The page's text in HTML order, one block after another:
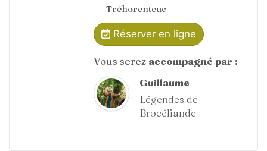
Tréhorenteuc
Réserver en ligne
Vous serez accompagné par :
Guillaume
Légendes de
Brocéliande